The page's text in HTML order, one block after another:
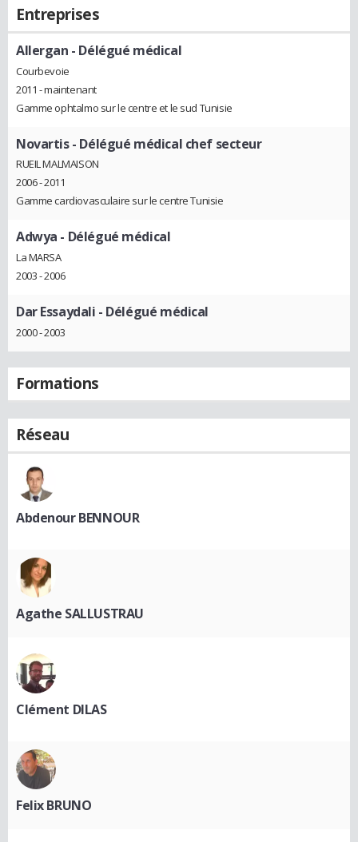
Entreprises
Allergan - Délégué médical
Courbevoie
2011 - maintenant
Gamme ophtalmo sur le centre et le sud Tunisie
Novartis- Délégué médical chef secteur
RUEIL MALMAISON
2006 - 2011
Gamme cardiovasculaire sur le centre Tunisie
Adwya - Délégué médical
La MARSA
2003 - 2006
Dar Essaydali - Délégué médical
2000 - 2003
Formations
Réseau
Abdenour BENNOUR
Agathe SALLUSTRAU
Clément DILAS
Felix BRUNO